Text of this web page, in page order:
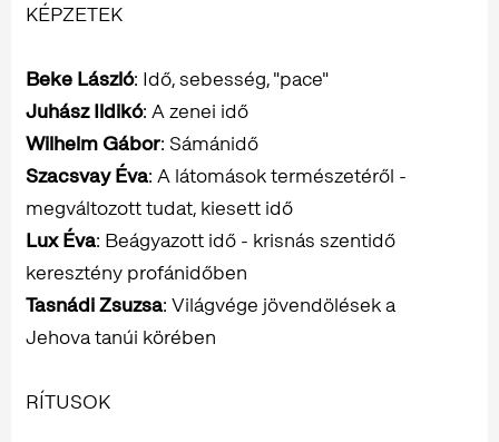
KÉPZETEK
Beke László: Idő, sebesség, "pace"
Juhász Ildikó: A zenei idő
Wilhelm Gábor: Sámánidő
Szacsvay Éva: A látomások természetéről -
megváltozott tudat, kiesett idő
Lux Éva: Beágyazott idő - krisnás szentidő
keresztény profánidőben
Tasnádi Zsuzsa: Világvége jövendölések a
Jehova tanúi körében
RÍTUSOK